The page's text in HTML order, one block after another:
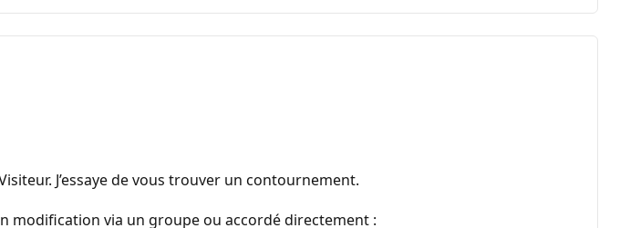
J’essaye de vous trouver un contournement.
modification via un groupe ou accordé directement :